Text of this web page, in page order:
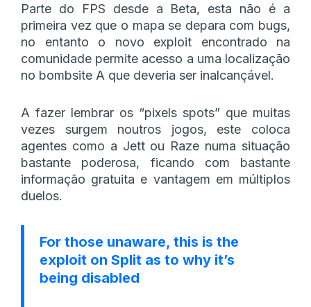
Parte do FPS desde a Beta, esta não é a
primeira vez que o mapa se depara com bugs,
no entanto o novo exploit encontrado na
comunidade permite acesso a uma localização
no bombsite A que deveria ser inalcançável.
A fazer lembrar os “pixels spots” que muitas
vezes surgem noutros jogos, este coloca
agentes como a Jett ou Raze numa situação
bastante poderosa, ficando com bastante
informação gratuita e vantagem em múltiplos
duelos.
For those unaware, this is the
exploit on Split as to why it’s
being disabled